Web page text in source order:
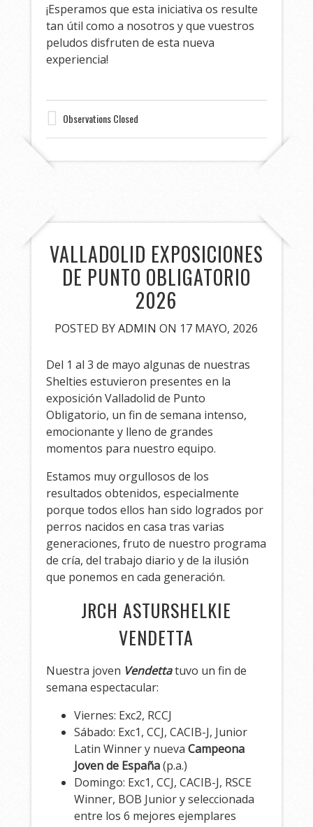
¡Esperamos que esta iniciativa os resulte
tan útil como a nosotros y que vuestros
peludos disfruten de esta nueva
experiencia!
Observations Closed
VALLADOLID EXPOSICIONES
DE PUNTO OBLIGATORIO
2026
POSTED BYADMIN ON 17 MAYO, 2026
Del 1 al 3 de mayo algunas de nuestras
Shelties estuvieron presentes en la
exposición Valladolid de Punto
Obligatorio, un fin de semana intenso,
emocionante y lleno de grandes
momentos para nuestro equipo.
Estamos muy orgullosos de los
resultados obtenidos, especialmente
porque todos ellos han sido logrados por
perros nacidos en casa tras varias
generaciones, fruto de nuestro programa
de cría, del trabajo diario y de la ilusión
que ponemos en cada generación.
JRCH ASTURSHELKIE
VENDETTA
Nuestra joven Vendettatuvo un fin de
semana espectacular:
Viernes: Exc2, RCCJ
Sábado: Exc1, CCJ, CACIB-J, Junior
Latin Winner y nuevaCampeona
Joven de España(p.a.)
Domingo: Exc1, CCJ, CACIB-J, RSCE
Winner, BOB Junior y seleccionada
entre los 6 mejores ejemplares